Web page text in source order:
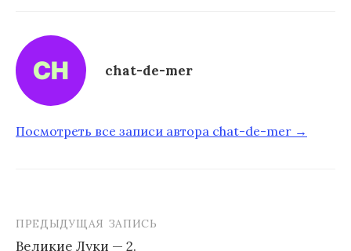
chat-de-mer
Посмотреть все записи автора chat-de-mer →
ПРЕДЫДУЩАЯ ЗАПИСЬ
Великие Луки — 2.